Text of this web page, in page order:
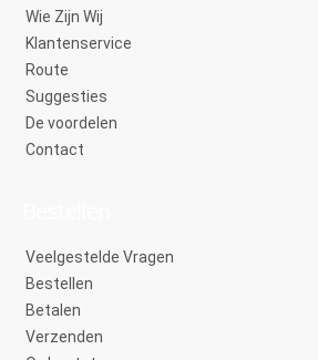
Wie Zijn Wij
Klantenservice
Route
Suggesties
De voordelen
Contact
Veelgestelde Vragen
Bestellen
Betalen
Verzenden